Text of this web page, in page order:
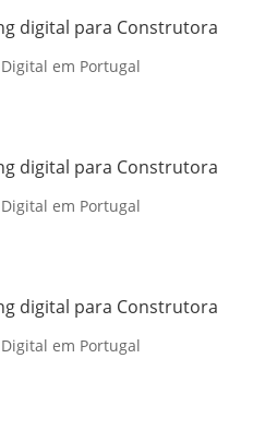
digital para Construtora
em Portugal
digital para Construtora
em Portugal
digital para Construtora
em Portugal